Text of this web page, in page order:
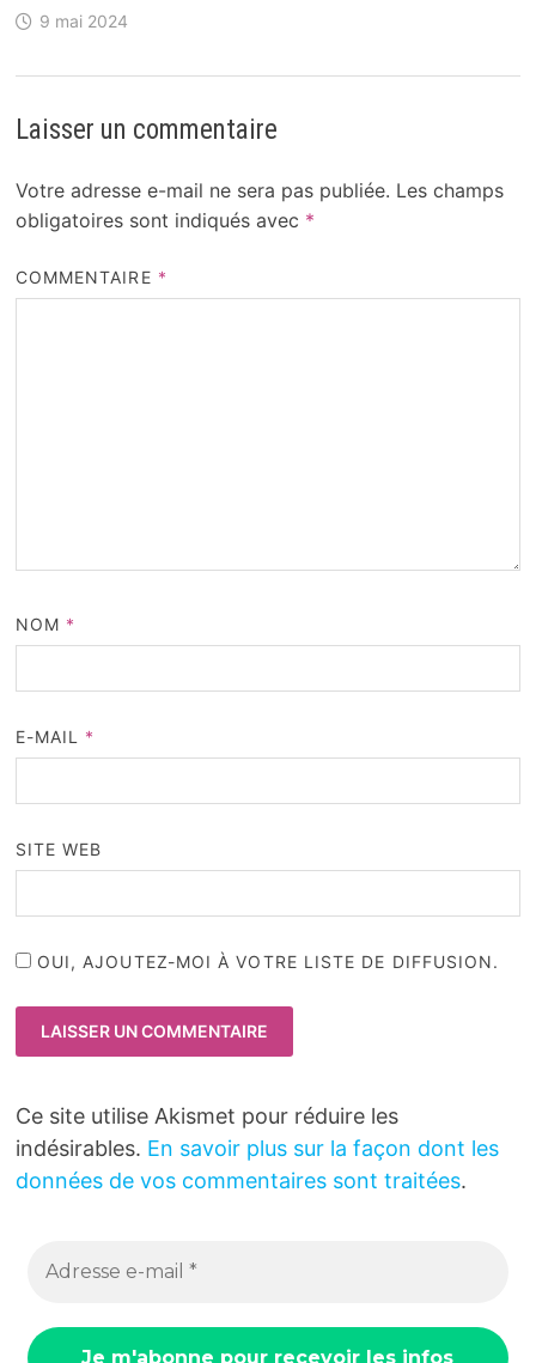
9 mai 2024
Laisser un commentaire
Votre adresse e-mail ne sera pas publiée. Les champs
obligatoires sont indiqués avec *
COMMENTAIRE *
NOM *
E-MAIL *
SITE WEB
OUI, AJOUTEZ-MOI À VOTRE LISTE DE DIFFUSION.
Ce site utilise Akismet pour réduire les
indésirables. En savoir plus sur la façon dont les
données de vos commentaires sont traitées.